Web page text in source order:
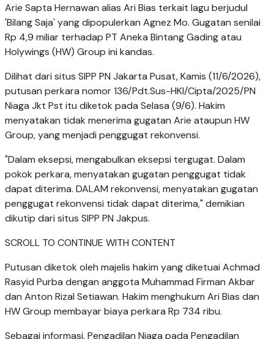
Arie Sapta Hernawan alias Ari Bias terkait lagu berjudul
'Bilang Saja' yang dipopulerkan Agnez Mo. Gugatan senilai
Rp 4,9 miliar terhadap PT Aneka Bintang Gading atau
Holywings (HW) Group ini kandas.
Dilihat dari situs SIPP PN Jakarta Pusat, Kamis (11/6/2026),
putusan perkara nomor 136/Pdt.Sus-HKI/Cipta/2025/PN
Niaga Jkt Pst itu diketok pada Selasa (9/6). Hakim
menyatakan tidak menerima gugatan Arie ataupun HW
Group, yang menjadi penggugat rekonvensi.
"Dalam eksepsi, mengabulkan eksepsi tergugat. Dalam
pokok perkara, menyatakan gugatan penggugat tidak
dapat diterima. DALAM rekonvensi, menyatakan gugatan
penggugat rekonvensi tidak dapat diterima," demikian
dikutip dari situs SIPP PN Jakpus.
SCROLL TO CONTINUE WITH CONTENT
Putusan diketok oleh majelis hakim yang diketuai Achmad
Rasyid Purba dengan anggota Muhammad Firman Akbar
dan Anton Rizal Setiawan. Hakim menghukum Ari Bias dan
HW Group membayar biaya perkara Rp 734 ribu.
Sebagai informasi, Pengadilan Niaga pada Pengadilan